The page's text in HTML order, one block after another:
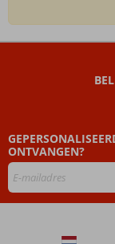
na
hun
verblijf
in
ONTVANGEN?